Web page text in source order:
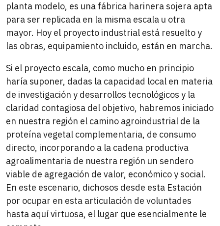
planta modelo, es una fábrica harinera sojera apta
para ser replicada en la misma escala u otra
mayor. Hoy el proyecto industrial está resuelto y
las obras, equipamiento incluido, están en marcha.
Si el proyecto escala, como mucho en principio
haría suponer, dadas la capacidad local en materia
de investigación y desarrollos tecnológicos y la
claridad contagiosa del objetivo, habremos iniciado
en nuestra región el camino agroindustrial de la
proteína vegetal complementaria, de consumo
directo, incorporando a la cadena productiva
agroalimentaria de nuestra región un sendero
viable de agregación de valor, económico y social.
En este escenario, dichosos desde esta Estación
por ocupar en esta articulación de voluntades
hasta aquí virtuosa, el lugar que esencialmente le